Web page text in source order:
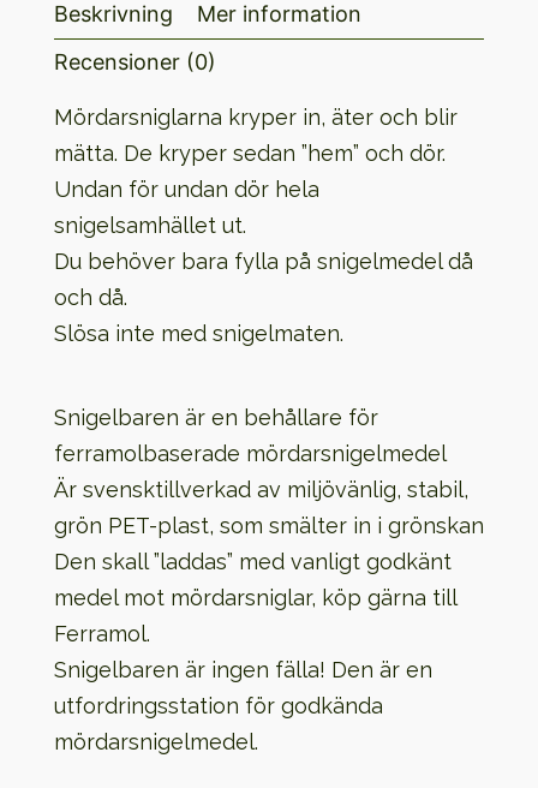
Beskrivning
Mer information
Recensioner (0)
Mördarsniglarna kryper in, äter och blir
mätta. De kryper sedan ”hem” och dör.
Undan för undan dör hela
snigelsamhället ut.
Du behöver bara fylla på snigelmedel då
och då.
Slösa inte med snigelmaten.
Snigelbaren är en behållare för
ferramolbaserade mördarsnigelmedel
Är svensktillverkad av miljövänlig, stabil,
grön PET-plast, som smälter in i grönskan
Den skall ”laddas” med vanligt godkänt
medel mot mördarsniglar, köp gärna till
Ferramol.
Snigelbaren är ingen fälla! Den är en
utfordringsstation för godkända
mördarsnigelmedel.